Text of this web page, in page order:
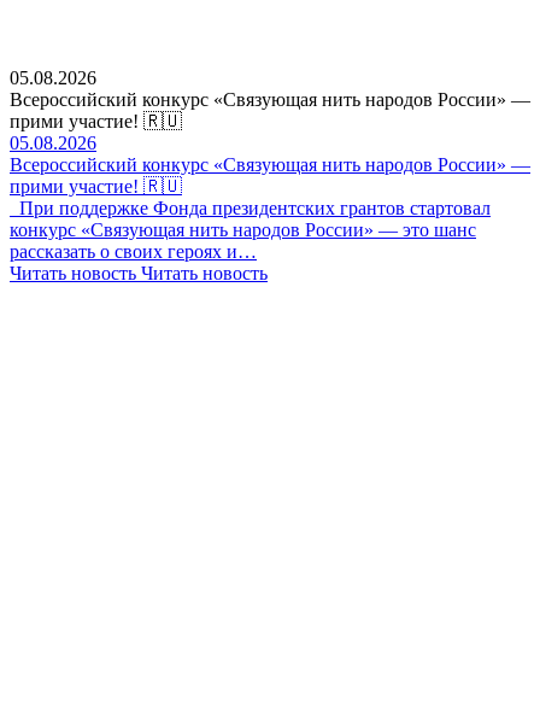
05.08.2026
Всероссийский конкурс «Связующая нить народов России» —
прими участие! 🇷🇺
05.08.2026
Всероссийский конкурс «Связующая нить народов России» —
прими участие! 🇷🇺
При поддержке Фонда президентских грантов стартовал
конкурс «Связующая нить народов России» — это шанс
рассказать о своих героях и…
Читать новость Читать новость